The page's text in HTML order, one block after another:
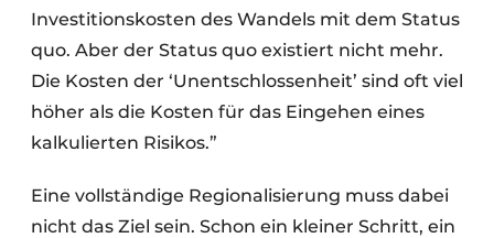
Investitionskosten des Wandels mit dem Status
quo. Aber der Status quo existiert nicht mehr.
Die Kosten der ‘Unentschlossenheit’ sind oft viel
höher als die Kosten für das Eingehen eines
kalkulierten Risikos.”
Eine vollständige Regionalisierung muss dabei
nicht das Ziel sein. Schon ein kleiner Schritt, ein